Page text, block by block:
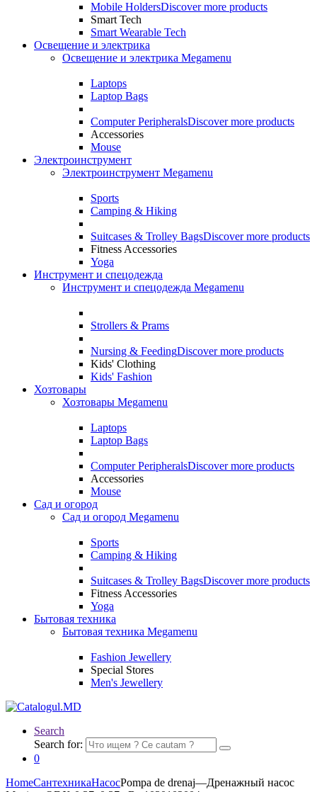
Mobile HoldersDiscover more products
Smart Tech
Smart Wearable Tech
Освещение и электрика
Освещение и электрика Megamenu
Laptops
Laptop Bags
Computer PeripheralsDiscover more products
Accessories
Mouse
Электроинструмент
Электроинструмент Megamenu
Sports
Camping & Hiking
Suitcases & Trolley BagsDiscover more products
Fitness Accessories
Yoga
Инструмент и спецодежда
Инструмент и спецодежда Megamenu
Strollers & Prams
Nursing & FeedingDiscover more products
Kids' Clothing
Kids' Fashion
Хозтовары
Хозтовары Megamenu
Laptops
Laptop Bags
Computer PeripheralsDiscover more products
Accessories
Mouse
Сад и огород
Сад и огород Megamenu
Sports
Camping & Hiking
Suitcases & Trolley BagsDiscover more products
Fitness Accessories
Yoga
Бытовая техника
Бытовая техника Megamenu
Fashion Jewellery
Special Stores
Men's Jewellery
Search
Search for:
0
HomeСантехникаНасосPompa de drenaj—Дренажный насос